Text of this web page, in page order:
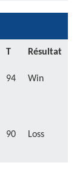
T Résultat
94 Win
90 Loss